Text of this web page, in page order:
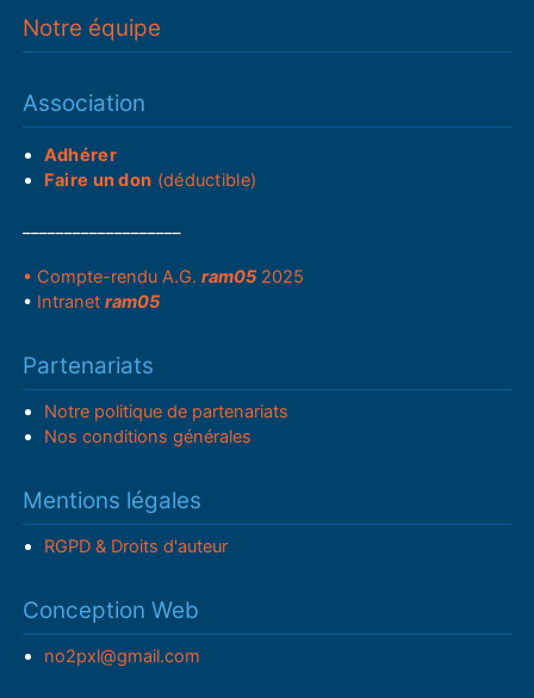
Notre équipe
Association
Adhérer
Faire un don (déductible)
• Compte-rendu A.G.ram05 2025
• Intranetram05
Partenariats
Notre politique de partenariats
Nos conditions générales
Mentions légales
RGPD & Droits d'auteur
Conception Web
no2pxl@gmail.com